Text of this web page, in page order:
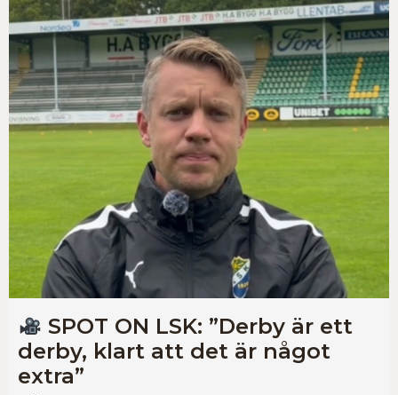
SPOT ON LSK: ”Derby är ett
derby, klart att det är något
extra”